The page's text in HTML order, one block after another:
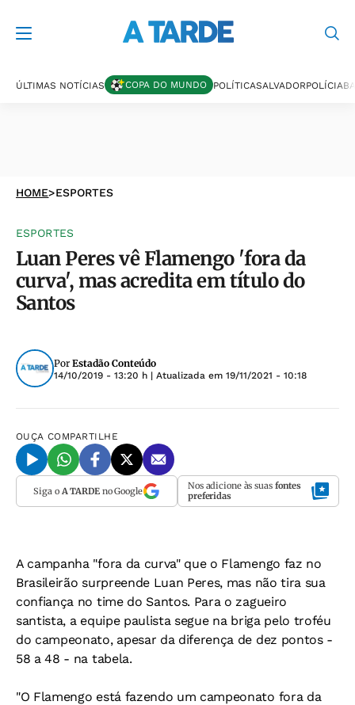
ÚLTIMAS NOTÍCIAS COPA DO MUNDO POLÍTICASALVADORPOLÍCIA
HOME>ESPORTES
ESPORTES
Luan Peres vê Flamengo 'fora da
curva', mas acredita em título do
Santos
Por Estadão Conteúdo
14/10/2019 - 13:20 h | Atualizada em 19/11/2021 - 10:18
OUÇA COMPARTILHE
Siga o A TARDEno Google Nos adicione às suas fontes
preferidas
A campanha "fora da curva" que o Flamengo faz no
Brasileirão surpreende Luan Peres, mas não tira sua
confiança no time do Santos. Para o zagueiro
santista, a equipe paulista segue na briga pelo troféu
do campeonato, apesar da diferença de dez pontos -
58 a 48 - na tabela.
"O Flamengo está fazendo um campeonato fora da